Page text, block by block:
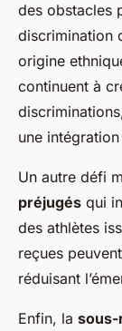
Alice • 4 mai 2025
des obstacles
discrimination
origine
continuent à
une
Un autre défi
préjugés qui
des athlètes
reçues
réduisant
Enfin, la sous-